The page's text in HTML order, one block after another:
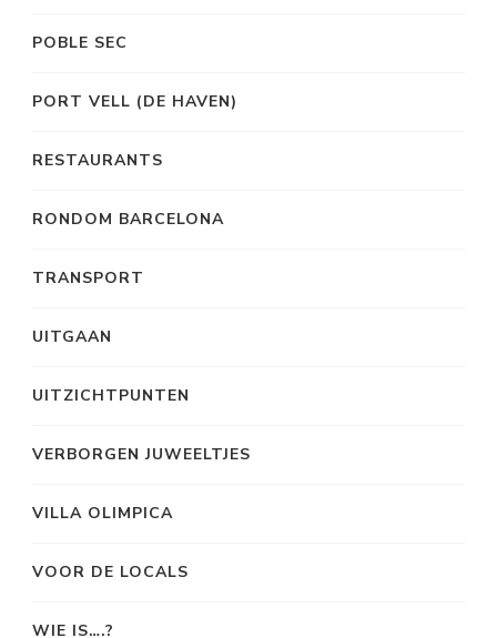
POBLE SEC
PORT VELL (DE HAVEN)
RESTAURANTS
RONDOM BARCELONA
TRANSPORT
UITGAAN
UITZICHTPUNTEN
VERBORGEN JUWEELTJES
VILLA OLIMPICA
VOOR DE LOCALS
WIE IS….?